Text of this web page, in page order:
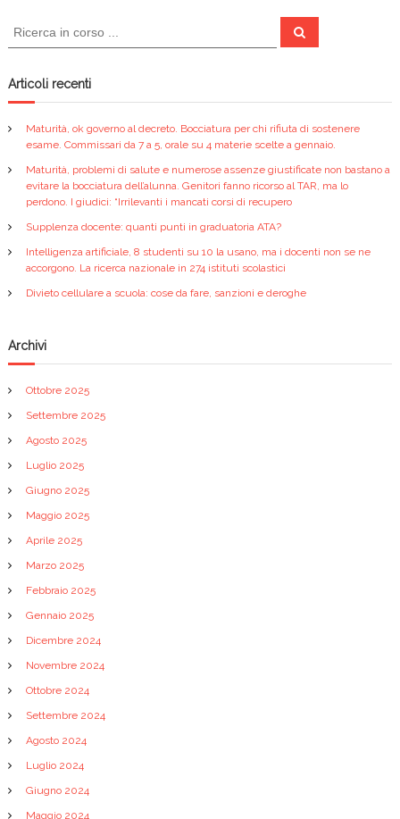
o
C
c
a
C
Articoli recenti
Maturità, ok governo al decreto. Bocciatura per chi rifiuta di sostenere
esame. Commissari da 7 a 5, orale su 4 materie scelte a gennaio.
Maturità, problemi di salute e numerose assenze giustificate non bastano a
evitare la bocciatura dell’alunna. Genitori fanno ricorso al TAR, ma lo
perdono. I giudici: “Irrilevanti i mancati corsi di recupero
Supplenza docente: quanti punti in graduatoria ATA?
Intelligenza artificiale, 8 studenti su 10 la usano, ma i docenti non se ne
accorgono. La ricerca nazionale in 274 istituti scolastici
Divieto cellulare a scuola: cose da fare, sanzioni e deroghe
Archivi
Ottobre 2025
Settembre 2025
Agosto 2025
Luglio 2025
Giugno 2025
Maggio 2025
Aprile 2025
Marzo 2025
Febbraio 2025
Gennaio 2025
Dicembre 2024
Novembre 2024
Ottobre 2024
Settembre 2024
Agosto 2024
Luglio 2024
Giugno 2024
Maggio 2024